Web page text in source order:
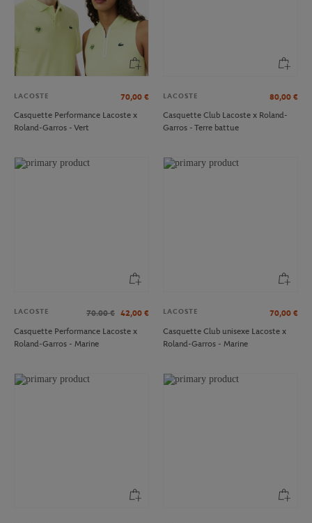
LACOSTE 70,00 €
Casquette Performance Lacoste x
Roland-Garros - Vert
LACOSTE 80,00 €
Casquette Club Lacoste x Roland-
Garros - Terre battue
LACOSTE 70.00 € 42,00 €
Casquette Performance Lacoste x
Roland-Garros - Marine
LACOSTE 70,00 €
Casquette Club unisexe Lacoste x
Roland-Garros - Marine